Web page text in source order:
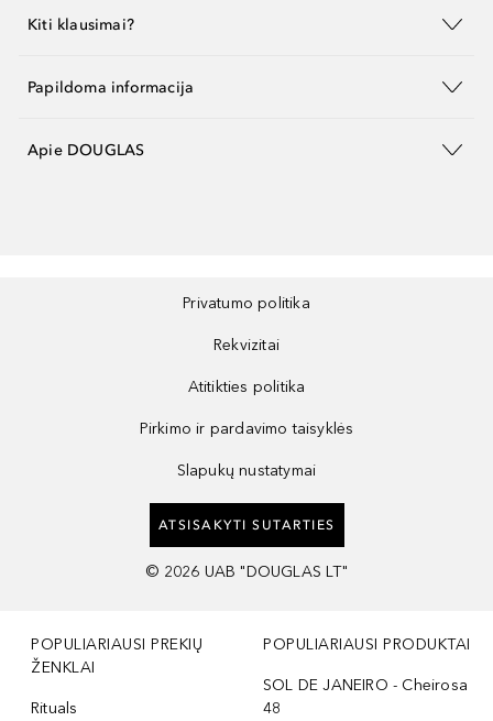
Kiti klausimai?
Papildoma informacija
Apie DOUGLAS
Privatumo politika
Rekvizitai
Atitikties politika
Pirkimo ir pardavimo taisyklės
Slapukų nustatymai
ATSISAKYTI SUTARTIES
© 2026 UAB "DOUGLAS LT"
POPULIARIAUSI PREKIŲ
ŽENKLAI
Rituals
POPULIARIAUSI PRODUKTAI
SOL DE JANEIRO - Cheirosa
48